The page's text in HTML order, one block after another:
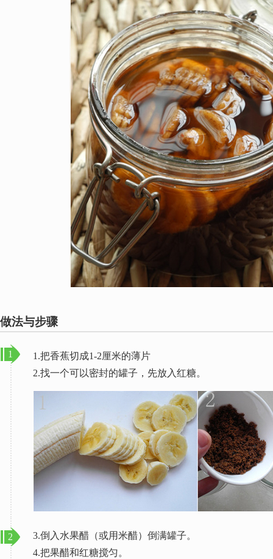
做法与步骤
1
1.把香蕉切成1-2厘米的薄片
2.找一个可以密封的罐子，先放入红糖。
2
3.倒入水果醋（或用米醋）倒满罐子。
4.把果醋和红糖搅匀。